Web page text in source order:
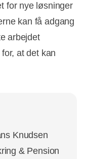
for nye løsninger
kan få adgang
arbejdet
at det kan
Knudsen
& Pension